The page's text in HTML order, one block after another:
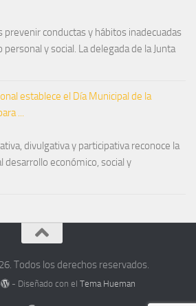
prevenir conductas y hábitos inadecuadas
y social. La delegada de la Junta
establece el Día Municipal de la
...
divulgativa y participativa reconoce la
desarrollo económico, social y
Todos los derechos reservados.
- Diseñado con elTema Hueman